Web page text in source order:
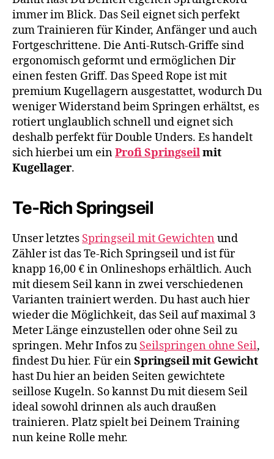
immer im Blick. Das Seil eignet sich perfekt
zum Trainieren für Kinder, Anfänger und auch
Fortgeschrittene. Die Anti-Rutsch-Griffe sind
ergonomisch geformt und ermöglichen Dir
einen festen Griff. Das Speed Rope ist mit
premium Kugellagern ausgestattet, wodurch Du
weniger Widerstand beim Springen erhältst, es
rotiert unglaublich schnell und eignet sich
deshalb perfekt für Double Unders. Es handelt
sich hierbei um einProfi Springseilmit
Kugellager.
Te-Rich Springseil
Unser letztes Springseil mit Gewichten und
Zähler ist das Te-Rich Springseil und ist für
knapp 16,00 € in Onlineshops erhältlich. Auch
mit diesem Seil kann in zwei verschiedenen
Varianten trainiert werden. Du hast auch hier
wieder die Möglichkeit, das Seil auf maximal 3
Meter Länge einzustellen oder ohne Seil zu
springen. Mehr Infos zu Seilspringen ohne Seil,
findest Du hier. Für einSpringseil mit Gewicht
hast Du hier an beiden Seiten gewichtete
seillose Kugeln. So kannst Du mit diesem Seil
ideal sowohl drinnen als auch draußen
trainieren. Platz spielt bei Deinem Training
nun keine Rolle mehr.